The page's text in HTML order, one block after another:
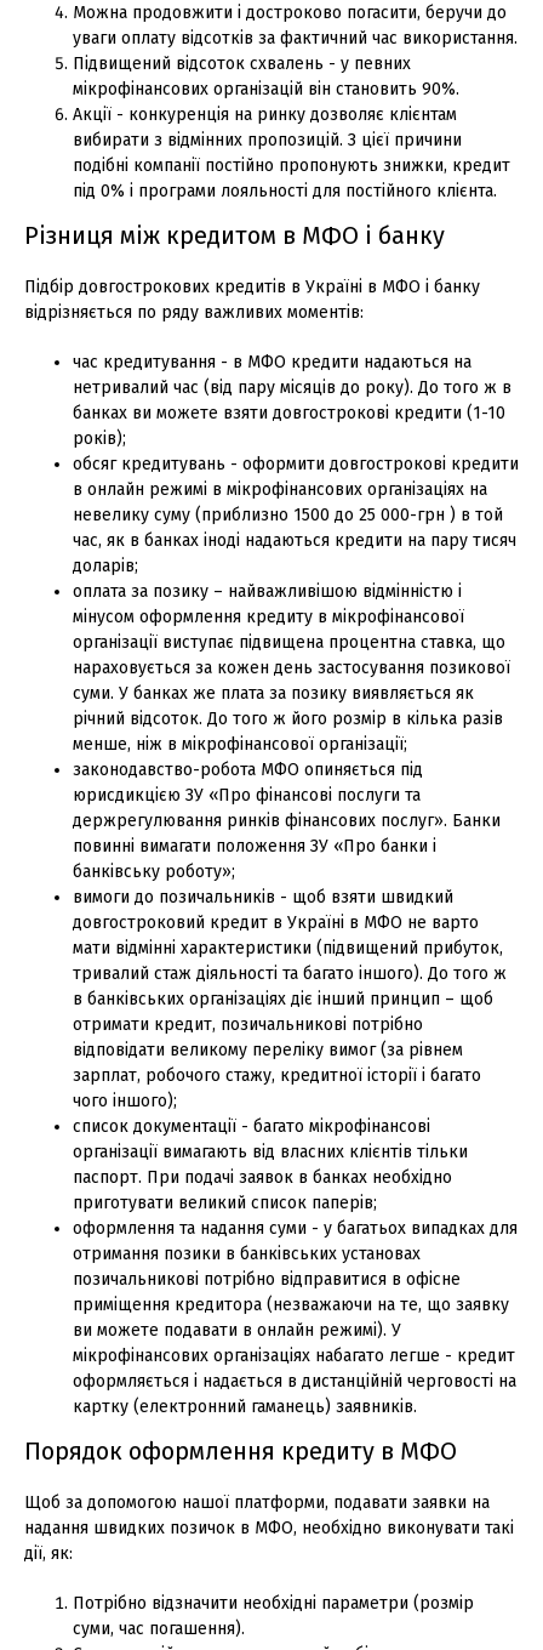
Можна продовжити і достроково погасити, беручи до
уваги оплату відсотків за фактичний час використання.
Підвищений відсоток схвалень - у певних
мікрофінансових організацій він становить 90%.
Акції - конкуренція на ринку дозволяє клієнтам
вибирати з відмінних пропозицій. З цієї причини
подібні компанії постійно пропонують знижки, кредит
під 0% і програми лояльності для постійного клієнта.
Різниця між кредитом в МФО і банку
Підбір довгострокових кредитів в Україні в МФО і банку
відрізняється по ряду важливих моментів:
час кредитування - в МФО кредити надаються на
нетривалий час (від пару місяців до року). До того ж в
банках ви можете взяти довгострокові кредити (1-10
років);
обсяг кредитувань - оформити довгострокові кредити
в онлайн режимі в мікрофінансових організаціях на
невелику суму (приблизно 1500 до 25 000-грн ) в той
час, як в банках іноді надаються кредити на пару тисяч
доларів;
оплата за позику – найважливішою відмінністю і
мінусом оформлення кредиту в мікрофінансової
організації виступає підвищена процентна ставка, що
нараховується за кожен день застосування позикової
суми. У банках же плата за позику виявляється як
річний відсоток. До того ж його розмір в кілька разів
менше, ніж в мікрофінансової організації;
законодавство-робота МФО опиняється під
юрисдикцією ЗУ «Про фінансові послуги та
держрегулювання ринків фінансових послуг». Банки
повинні вимагати положення ЗУ «Про банки і
банківську роботу»;
вимоги до позичальників - щоб взяти швидкий
довгостроковий кредит в Україні в МФО не варто
мати відмінні характеристики (підвищений прибуток,
тривалий стаж діяльності та багато іншого). До того ж
в банківських організаціях діє інший принцип – щоб
отримати кредит, позичальникові потрібно
відповідати великому переліку вимог (за рівнем
зарплат, робочого стажу, кредитної історії і багато
чого іншого);
список документації - багато мікрофінансові
організації вимагають від власних клієнтів тільки
паспорт. При подачі заявок в банках необхідно
приготувати великий список паперів;
оформлення та надання суми - у багатьох випадках для
отримання позики в банківських установах
позичальникові потрібно відправитися в офісне
приміщення кредитора (незважаючи на те, що заявку
ви можете подавати в онлайн режимі). У
мікрофінансових організаціях набагато легше - кредит
оформляється і надається в дистанційній черговості на
картку (електронний гаманець) заявників.
Порядок оформлення кредиту в МФО
Щоб за допомогою нашої платформи, подавати заявки на
надання швидких позичок в МФО, необхідно виконувати такі
дії, як:
Потрібно відзначити необхідні параметри (розмір
суми, час погашення).